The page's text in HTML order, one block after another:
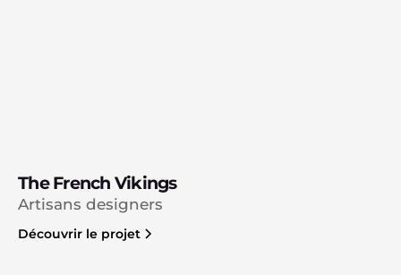
The French Vikings
Artisans designers
Découvrir le projet